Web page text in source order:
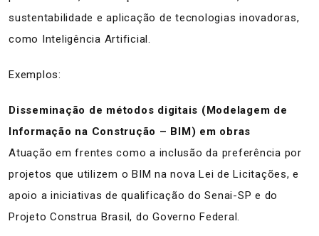
sustentabilidade e aplicação de tecnologias inovadoras,
como Inteligência Artificial.
Exemplos:
Disseminação de métodos digitais (Modelagem de
Informação na Construção – BIM) em obras
Atuação em frentes como a inclusão da preferência por
projetos que utilizem o BIM na nova Lei de Licitações, e
apoio a iniciativas de qualificação do Senai-SP e do
Projeto Construa Brasil, do Governo Federal.